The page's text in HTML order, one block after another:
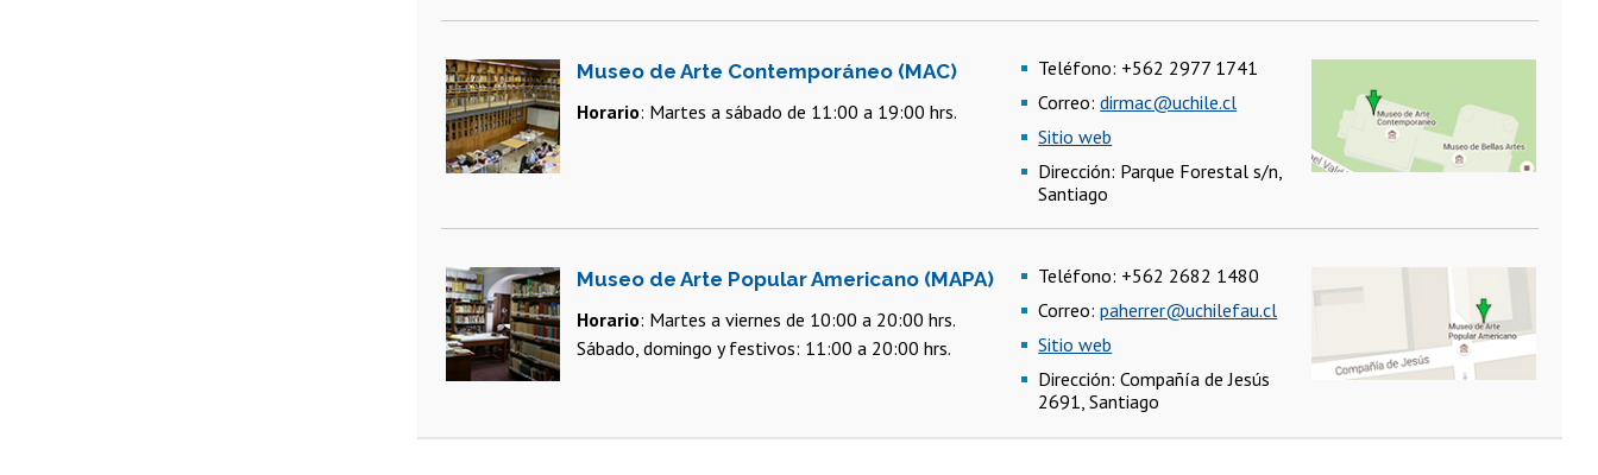
Museo de Arte Contemporáneo (MAC)
Horario: Martes a sábado de 11:00 a 19:00 hrs.
Teléfono: +562 2977 1741
Correo:dirmac@uchile.cl
Sitio web
Dirección: Parque Forestal s/n,
Santiago
Museo de Arte Popular Americano (MAPA)
Horario: Martes a viernes de 10:00 a 20:00 hrs.
Sábado, domingo y festivos: 11:00 a 20:00 hrs.
Teléfono: +562 2682 1480
Correo:paherrer@uchilefau.cl
Sitio web
Dirección: Compañía de Jesús
2691, Santiago